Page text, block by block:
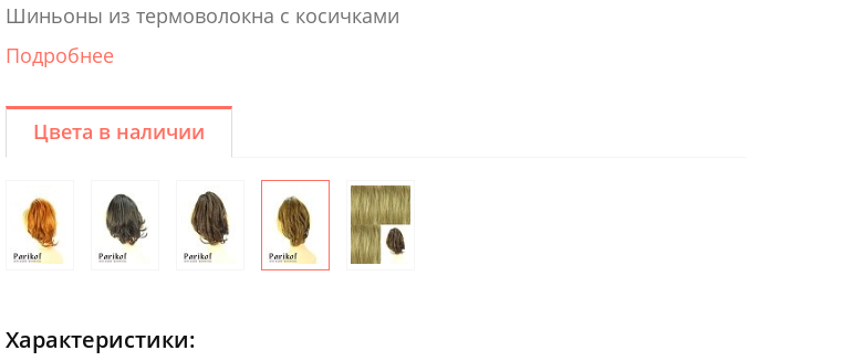
Шиньоны из термоволокна с косичками
Подробнее
Цвета в наличии
Характеристики: